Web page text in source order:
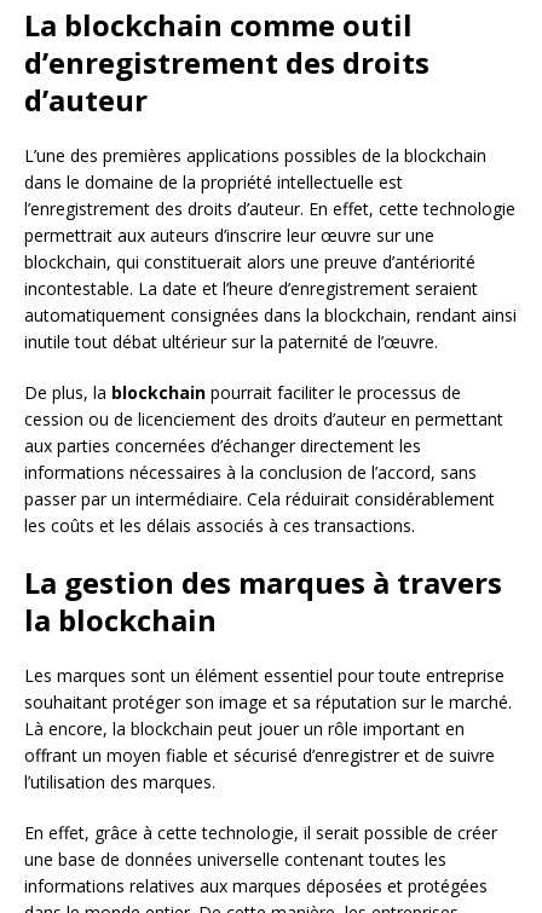
La blockchain comme outil
d’enregistrement des droits
d’auteur
L’une des premières applications possibles de la blockchain
dans le domaine de la propriété intellectuelle est
l’enregistrement des droits d’auteur. En effet, cette technologie
permettrait aux auteurs d’inscrire leur œuvre sur une
blockchain, qui constituerait alors une preuve d’antériorité
incontestable. La date et l’heure d’enregistrement seraient
automatiquement consignées dans la blockchain, rendant ainsi
inutile tout débat ultérieur sur la paternité de l’œuvre.
De plus, la blockchain pourrait faciliter le processus de
cession ou de licenciement des droits d’auteur en permettant
aux parties concernées d’échanger directement les
informations nécessaires à la conclusion de l’accord, sans
passer par un intermédiaire. Cela réduirait considérablement
les coûts et les délais associés à ces transactions.
La gestion des marques à travers
la blockchain
Les marques sont un élément essentiel pour toute entreprise
souhaitant protéger son image et sa réputation sur le marché.
Là encore, la blockchain peut jouer un rôle important en
offrant un moyen fiable et sécurisé d’enregistrer et de suivre
l’utilisation des marques.
En effet, grâce à cette technologie, il serait possible de créer
une base de données universelle contenant toutes les
informations relatives aux marques déposées et protégées